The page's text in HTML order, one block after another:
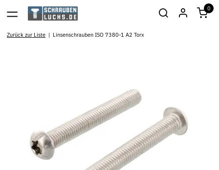
0
Zurück zur Liste Linsenschrauben ISO 7380-1 A2 Torx